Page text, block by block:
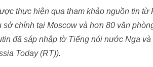
thực hiện qua tham khảo nguồn tin
sở chính tại Moscow và hơn 80 văn
đã sáp nhập tờ Tiếng nói nước Nga
Today (RT)).